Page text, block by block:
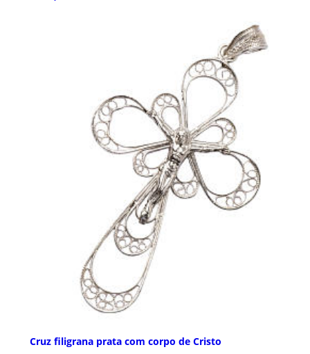
Cruz filigrana prata com corpo de Cristo